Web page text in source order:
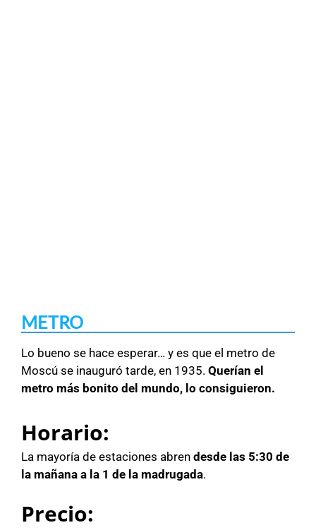
METRO
Lo bueno se hace esperar… y es que el metro de
Moscú se inauguró tarde, en 1935. Querían el
metro más bonito del mundo, lo consiguieron.
Horario:
La mayoría de estaciones abren desde las 5:30 de
la mañana a la 1 de la madrugada.
Precio: